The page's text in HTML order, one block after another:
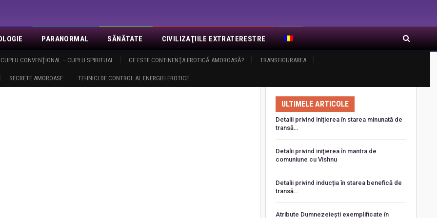
EVENIMENTE REVELAŢII MISA CONTACT LOGIN ORA DE RĂSĂRIT ARTICOLE RECENTE
CUPLU CONVENŢIONAL – CUPLU SPIRITUAL CE ESTE CONTINENŢA EROTICĂ AMOROASĂ? TRANSFIGURAREA
SECRETE AMOROASE TEHNICI DE CONTROL AL ENERGIEI EROTICE
PARANORMAL SĂNĂTATE CIVILIZAŢIILE EXTRATERESTRE
ULTIMELE ARTICOLE
Detalii privind inițierea în starea minunată de
transă…
Detalii privind iniţierea în mantra de
comuniune cu Vishnu
Detalii privind inducția în starea benefică de
transă…
Atribute Dumnezeiești exemplificate în